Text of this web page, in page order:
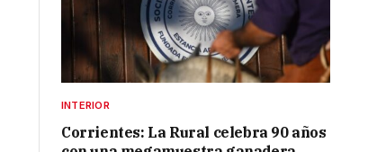
INTERIOR
Corrientes: La Rural celebra 90 años